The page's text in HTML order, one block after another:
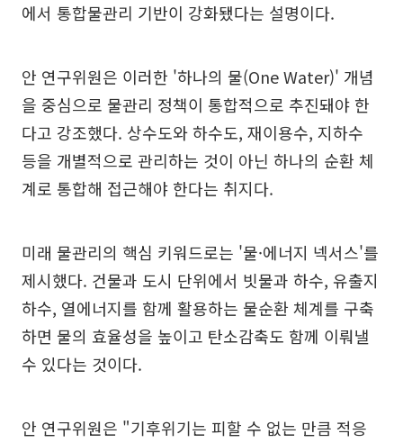
에서 통합물관리 기반이 강화됐다는 설명이다.
안 연구위원은 이러한 '하나의 물(One Water)' 개념
을 중심으로 물관리 정책이 통합적으로 추진돼야 한
다고 강조했다. 상수도와 하수도, 재이용수, 지하수
등을 개별적으로 관리하는 것이 아닌 하나의 순환 체
계로 통합해 접근해야 한다는 취지다.
미래 물관리의 핵심 키워드로는 '물·에너지 넥서스'를
제시했다. 건물과 도시 단위에서 빗물과 하수, 유출지
하수, 열에너지를 함께 활용하는 물순환 체계를 구축
하면 물의 효율성을 높이고 탄소감축도 함께 이뤄낼
수 있다는 것이다.
안 연구위원은 "기후위기는 피할 수 없는 만큼 적응